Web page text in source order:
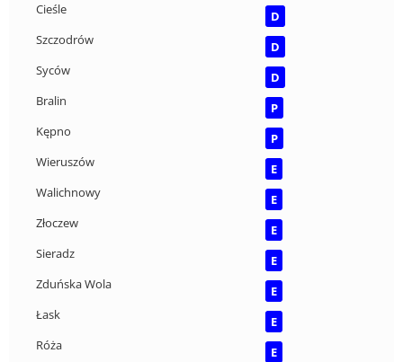
Cieśle
D
Szczodrów
D
Syców
D
Bralin
P
Kępno
P
Wieruszów
E
Walichnowy
E
Złoczew
E
Sieradz
E
Zduńska Wola
E
Łask
E
Róża
E